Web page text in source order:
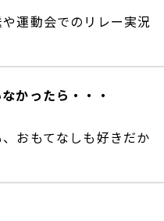
運動会でのリレー実況
かったら・・・
おもてなしも好きだか